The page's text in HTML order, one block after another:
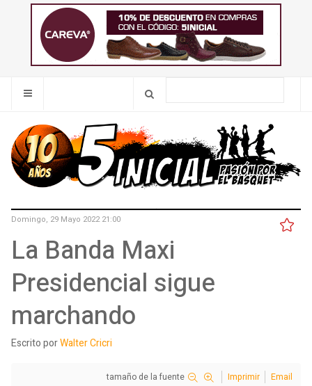
Domingo, 29 Mayo 2022 21:00
La Banda Maxi
Presidencial sigue
marchando
Escrito porWalter Cricri
tamaño de la fuente Imprimir Email